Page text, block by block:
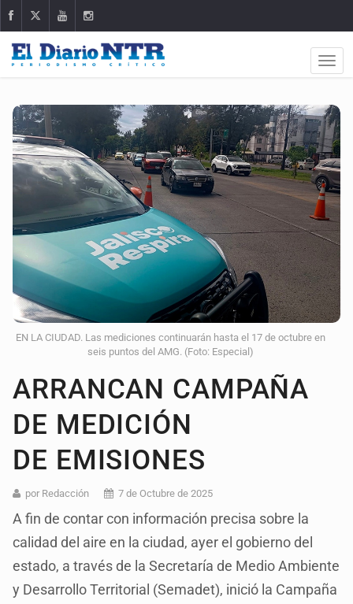
EN LA CIUDAD. Las mediciones continuarán hasta el 17 de octubre en
seis puntos del AMG. (Foto: Especial)
ARRANCAN CAMPAÑA
DE MEDICIÓN
DE EMISIONES
por Redacción 7 de Octubre de 2025
A fin de contar con información precisa sobre la
calidad del aire en la ciudad, ayer el gobierno del
estado, a través de la Secretaría de Medio Ambiente
y Desarrollo Territorial (Semadet), inició la Campaña